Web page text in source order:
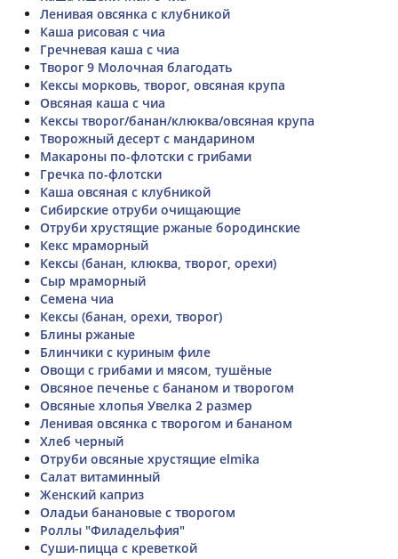
Ленивая овсянка с клубникой
Каша рисовая с чиа
Гречневая каша с чиа
Творог 9 Молочная благодать
Кексы морковь, творог, овсяная крупа
Овсяная каша с чиа
Кексы творог/банан/клюква/овсяная крупа
Творожный десерт с мандарином
Макароны по-флотски с грибами
Гречка по-флотски
Каша овсяная с клубникой
Сибирские отруби очищающие
Отруби хрустящие ржаные бородинские
Кекс мраморный
Кексы (банан, клюква, творог, орехи)
Сыр мраморный
Семена чиа
Кексы (банан, орехи, творог)
Блины ржаные
Блинчики с куриным филе
Овощи с грибами и мясом, тушёные
Овсяное печенье с бананом и творогом
Овсяные хлопья Увелка 2 размер
Ленивая овсянка с творогом и бананом
Хлеб черный
Отруби овсяные хрустящие elmika
Салат витаминный
Женский каприз
Оладьи банановые с творогом
Роллы "Филадельфия"
Суши-пицца с креветкой